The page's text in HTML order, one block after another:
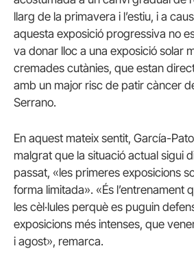
llarg de la primavera i l’estiu, i a
aquesta exposició progressiva no
va donar lloc a una exposició solar
cremades cutànies, que estan
amb un major risc de patir càncer
Serrano.
En aquest mateix sentit, García-
malgrat que la situació actual sigui
passat, «les primeres exposicions
forma limitada». «És l’entrenament
les cèl·lules perquè es puguin
exposicions més intenses, que
i agost», remarca.